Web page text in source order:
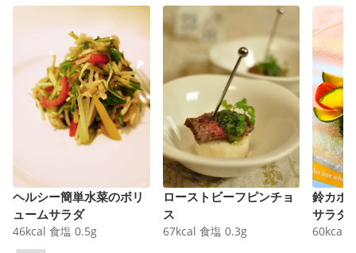
ヘルシー簡単水菜のボリ
ュームサラダ
46kcal 食塩 0.5g
ローストビーフピンチョ
ス
67kcal 食塩 0.3g
鈴カボ
サラダ
60kcal